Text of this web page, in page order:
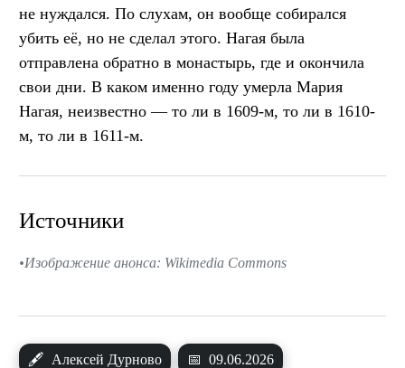
не нуждался. По слухам, он вообще собирался
убить её, но не сделал этого. Нагая была
отправлена обратно в монастырь, где и окончила
свои дни. В каком именно году умерла Мария
Нагая, неизвестно — то ли в 1609-м, то ли в 1610-
м, то ли в 1611-м.
🖋 Алексей Дурново 📅 09.06.2026
Источники
Изображение анонса: Wikimedia Commons